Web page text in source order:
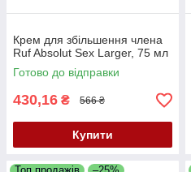
Крем для збільшення члена
Ruf Absolut Sex Larger, 75 мл
Готово до відправки
430,16 ₴ 566 ₴
Купити